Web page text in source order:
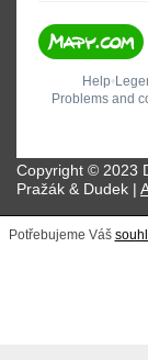
Copyright © 2023
Pražák & Dudek |
Potřebujeme Váš